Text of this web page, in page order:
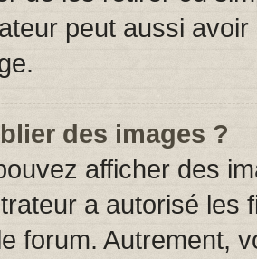
peut aussi
des images ?
afficher des
a autorisé
forum. Autrement,